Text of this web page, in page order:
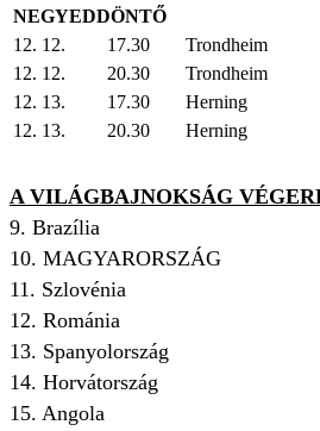
NEGYEDDÖNTŐ
12. 12.
17.30 Trondheim
12. 12.
20.30 Trondheim
12. 13.
17.30 Herning
12. 13.
20.30 Herning
A VILÁGBAJNOKSÁG
9. Brazília
10. MAGYARORSZÁG
11. Szlovénia
12. Románia
13. Spanyolország
14. Horvátország
15. Angola